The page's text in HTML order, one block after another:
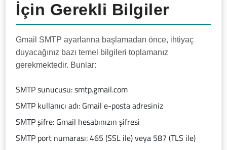
İçin Gerekli Bilgiler
Gmail SMTP ayarlarına başlamadan önce, ihtiyaç
duyacağınız bazı temel bilgileri toplamanız
gerekmektedir. Bunlar:
SMTP sunucusu: smtp.gmail.com
SMTP kullanıcı adı: Gmail e-posta adresiniz
SMTP şifre: Gmail hesabınızın şifresi
SMTP port numarası: 465 (SSL ile) veya 587 (TLS ile)